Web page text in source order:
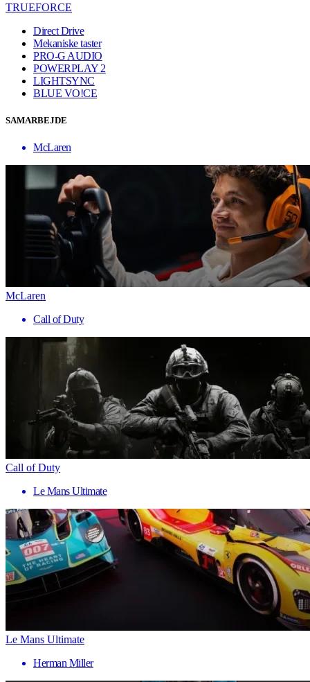
TRUEFORCE
Direct Drive
Mekaniske taster
PRO-G AUDIO
POWERPLAY 2
LIGHTSYNC
BLUE VO!CE
SAMARBEJDE
McLaren
McLaren
Call of Duty
Call of Duty
Le Mans Ultimate
Le Mans Ultimate
Herman Miller